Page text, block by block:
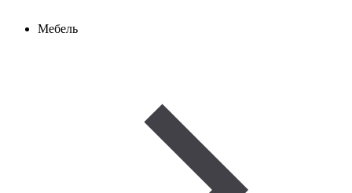
Мебель